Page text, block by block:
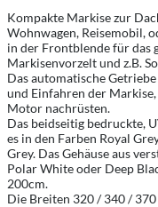
Kompakte Markise zur
Wohnwagen, Reisemobil,
in der Frontblende für das
Markisenvorzelt und z.B.
Das automatische
und Einfahren der
Motor nachrüsten.
Das beidseitig bedruckte,
es in den Farben Royal
Grey. Das Gehäuse aus
Polar White oder Deep
200cm.
Die Breiten 320 / 340 /